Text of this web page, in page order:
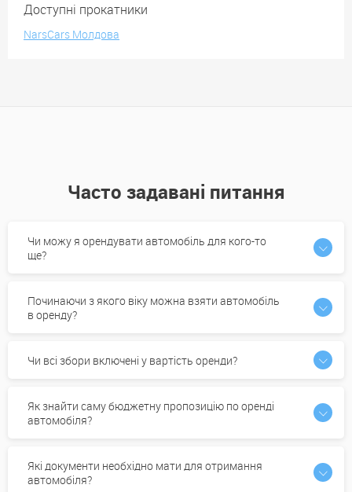
Доступні прокатники
NarsCars Молдова
Часто задавані питання
Чи можу я орендувати автомобіль для кого-то
ще?
Починаючи з якого віку можна взяти автомобіль
в оренду?
Чи всі збори включені у вартість оренди?
Як знайти саму бюджетну пропозицію по оренді
автомобіля?
Які документи необхідно мати для отримання
автомобіля?